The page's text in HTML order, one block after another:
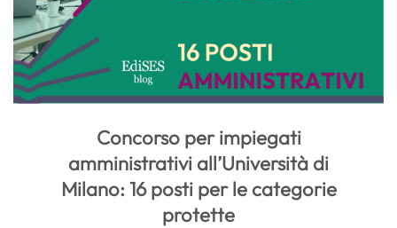
Concorso per impiegati
amministrativi all’Università di
Milano: 16 posti per le categorie
protette